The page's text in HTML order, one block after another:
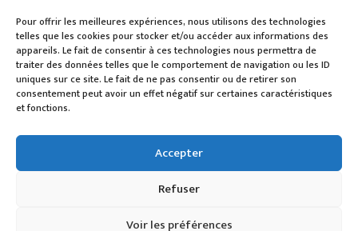
Pour offrir les meilleures expériences, nous utilisons des technologies
telles que les cookies pour stocker et/ou accéder aux informations des
appareils. Le fait de consentir à ces technologies nous permettra de
traiter des données telles que le comportement de navigation ou les ID
uniques sur ce site. Le fait de ne pas consentir ou de retirer son
consentement peut avoir un effet négatif sur certaines caractéristiques
et fonctions.
Accepter
Refuser
Voir les préférences
Alex Colin
54220 MALZEVILLE